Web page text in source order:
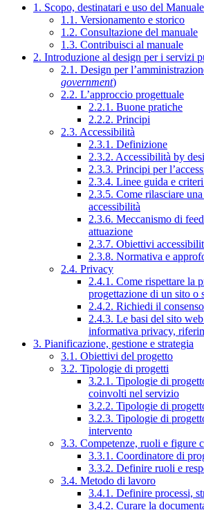
1. Scopo, destinatari e uso del
1.1. Versionamento e storico
1.2. Consultazione del manuale
1.3. Contribuisci al manuale
2. Introduzione al design per i servizi
2.1. Design per
government)
2.2. L’approccio progettuale
2.2.1. Buone pratiche
2.2.2. Principi
2.3. Accessibilità
2.3.1. Definizione
2.3.2. Accessibilità by
2.3.3. Principi per
2.3.4. Linee guida e
2.3.5. Come rilasciare
accessibilità
2.3.6. Meccanismo di
attuazione
2.3.7. Obiettivi
2.3.8. Normativa e
2.4. Privacy
2.4.1. Come rispettare la
progettazione di un sito o
2.4.2. Richiedi il
2.4.3. Le basi del sito
informativa privacy,
3. Pianificazione, gestione e strategia
3.1. Obiettivi del progetto
3.2. Tipologie di progetti
3.2.1. Tipologie di
coinvolti nel servizio
3.2.2. Tipologie di
3.2.3. Tipologie di
intervento
3.3. Competenze, ruoli e figure
3.3.1. Coordinatore di
3.3.2. Definire ruoli e
3.4. Metodo di lavoro
3.4.1. Definire processi,
3.4.2. Curare la